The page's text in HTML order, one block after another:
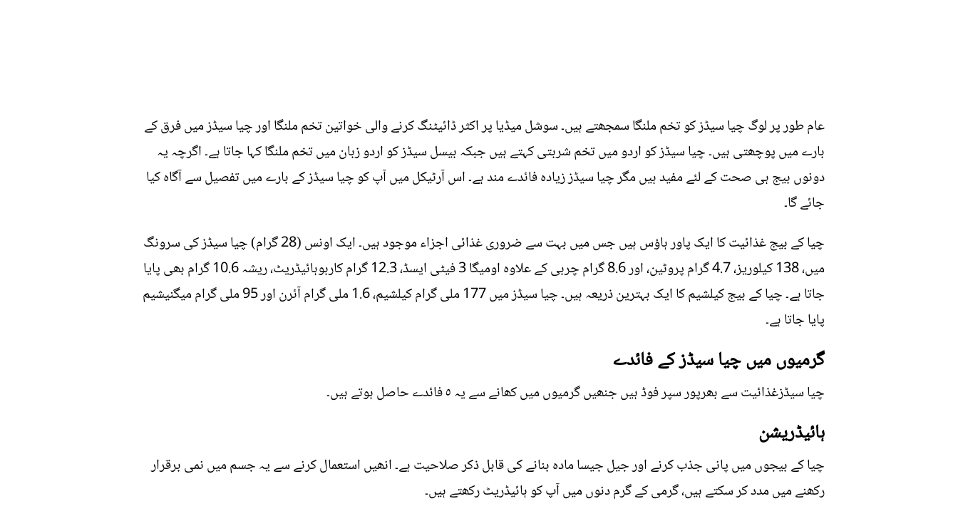
عام طور پر لوگ چیا سیڈز کو تخم ملنگا سمجھتے ہیں۔ سوشل میڈیا پر اکثر ڈائیٹنگ کرنے والی خواتین تخم ملنگا اور چیا سیڈز میں فرق کے
بارے میں پوچھتی ہیں۔ چیا سیڈز کو اردو میں تخم شربتی کہتے ہیں جبکہ بیسل سیڈز کو اردو زبان میں تخم ملنگا کہا جاتا ہے۔ اگرچہ یہ
دونوں بیج ہی صحت کے لئے مفید ہیں مگر چیا سیڈز زیادہ فائدے مند ہے۔ اس آرٹیکل میں آپ کو چیا سیڈز کے بارے میں تفصیل سے آگاہ کیا
جائے گا۔
چیا کے بیج غذائیت کا ایک پاور ہاؤس ہیں جس میں بہت سے ضروری غذائی اجزاء موجود ہیں۔ ایک اونس (28 گرام) چیا سیڈز کی سرونگ
میں، 138 کیلوریز، 4.7 گرام پروٹین، اور 8.6 گرام چربی کے علاوہ اومیگا 3 فیٹی ایسڈ، 12.3 گرام کاربوہائیڈریٹ، ریشہ 10.6 گرام بھی پایا
جاتا ہے۔ چیا کے بیج کیلشیم کا ایک بہترین ذریعہ ہیں۔ چیا سیڈز میں 177 ملی گرام کیلشیم، 1.6 ملی گرام آئرن اور 95 ملی گرام میگنیشیم
پایا جاتا ہے۔
گرمیوں میں چیا سیڈز کے فائدے
چیا سیڈزغذائیت سے بھرپور سپر فوڈ ہیں جنھیں گرمیوں میں کھانے سے یہ ٥ فائدے حاصل ہوتے ہیں۔
ہائیڈریشن
چیا کے بیجوں میں پانی جذب کرنے اور جیل جیسا مادہ بنانے کی قابل ذکر صلاحیت ہے۔ انھیں استعمال کرنے سے یہ جسم میں نمی برقرار
رکھنے میں مدد کر سکتے ہیں، گرمی کے گرم دنوں میں آپ کو ہائیڈریٹ رکھتے ہیں۔